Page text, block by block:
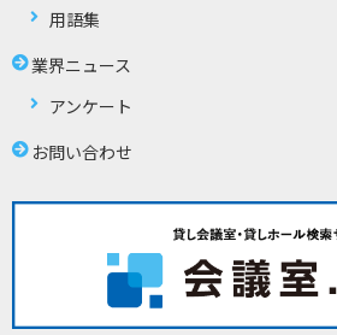
用語集
業界ニュース
アンケート
お問い合わせ